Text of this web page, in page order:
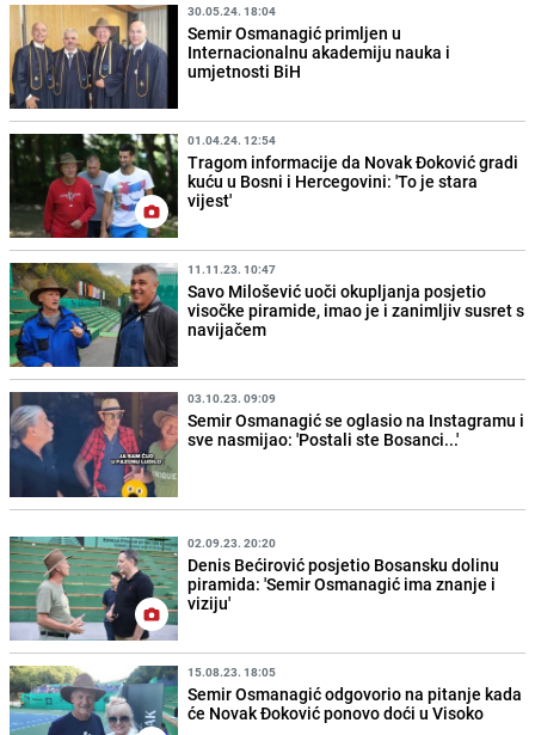
30.05.24. 18:04
Semir Osmanagić primljen u
Internacionalnu akademiju nauka i
umjetnosti BiH
01.04.24. 12:54
Tragom informacije da Novak Đoković gradi
kuću u Bosni i Hercegovini: 'To je stara
vijest'
11.11.23. 10:47
Savo Milošević uoči okupljanja posjetio
visočke piramide, imao je i zanimljiv susret s
navijačem
03.10.23. 09:09
Semir Osmanagić se oglasio na Instagramu i
sve nasmijao: 'Postali ste Bosanci...'
02.09.23. 20:20
Denis Bećirović posjetio Bosansku dolinu
piramida: 'Semir Osmanagić ima znanje i
viziju'
15.08.23. 18:05
Semir Osmanagić odgovorio na pitanje kada
će Novak Đoković ponovo doći u Visoko